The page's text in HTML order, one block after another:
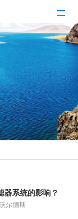
器系统的影响？
尔德斯